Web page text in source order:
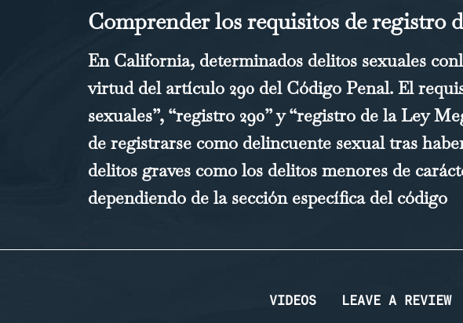
Comprender los requisitos de registro
En California, determinados delitos sexuales
virtud del artículo 290 del Código Penal. El
sexuales”, “registro 290” y “registro de la Ley
de registrarse como delincuente sexual tras
delitos graves como los delitos menores de
dependiendo de la sección específica del código
VIDEOS LEAVE A REVIEW